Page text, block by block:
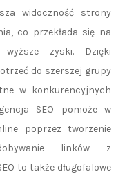
widoczność strony
co przekłada się na
zyski. Dzięki
do szerszej grupy
w konkurencyjnych
SEO pomoże w
poprzez tworzenie
linków z
to także długofalowe